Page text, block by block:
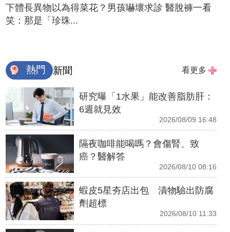
下體長異物以為得菜花？男孩嚇壞求診 醫脫褲一看
笑：那是「珍珠...
熱門 新聞 看更多
研究曝「1水果」能改善脂肪肝：
6週就見效
2026/08/09 16:48
隔夜咖啡能喝嗎？會傷腎、致
癌？醫解答
2026/08/10 08:16
蝦皮5星夯店出包 漬物驗出防腐
劑超標
2026/08/10 11:33